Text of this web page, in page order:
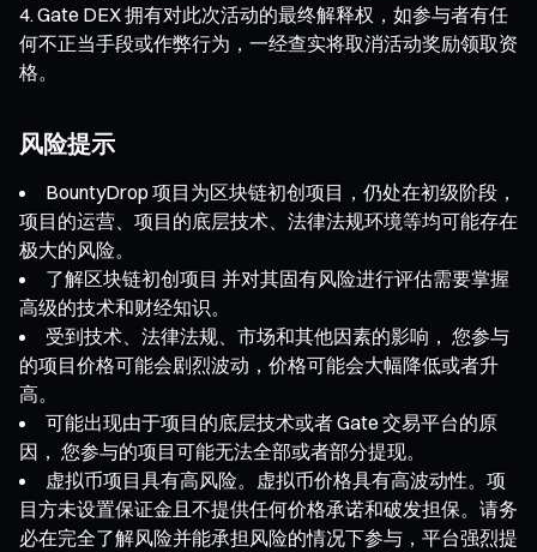
Gate DEX 拥有对此次活动的最终解释权，如参与者有任
何不正当手段或作弊行为，一经查实将取消活动奖励领取资
格。
风险提示
BountyDrop 项目为区块链初创项目，仍处在初级阶段，
项目的运营、项目的底层技术、法律法规环境等均可能存在
极大的风险。
了解区块链初创项目 并对其固有风险进行评估需要掌握
高级的技术和财经知识。
受到技术、法律法规、市场和其他因素的影响， 您参与
的项目价格可能会剧烈波动，价格可能会大幅降低或者升
高。
可能出现由于项目的底层技术或者 Gate 交易平台的原
因， 您参与的项目可能无法全部或者部分提现。
虚拟币项目具有高风险。虚拟币价格具有高波动性。项
目方未设置保证金且不提供任何价格承诺和破发担保。请务
必在完全了解风险并能承担风险的情况下参与，平台强烈提